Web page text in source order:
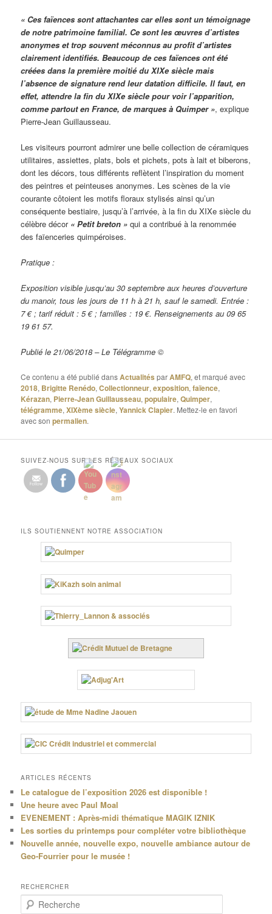
« Ces faïences sont attachantes car elles sont un témoignage
de notre patrimoine familial. Ce sont les œuvres d’artistes
anonymes et trop souvent méconnus au profit d’artistes
clairement identifiés. Beaucoup de ces faïences ont été
créées dans la première moitié du XIXe siècle mais
l’absence de signature rend leur datation difficile. Il faut, en
effet, attendre la fin du XIXe siècle pour voir l’apparition,
comme partout en France, de marques à Quimper », explique
Pierre-Jean Guillausseau.
Les visiteurs pourront admirer une belle collection de céramiques
utilitaires, assiettes, plats, bols et pichets, pots à lait et biberons,
dont les décors, tous différents reflètent l’inspiration du moment
des peintres et peinteuses anonymes. Les scènes de la vie
courante côtoient les motifs floraux stylisés ainsi qu’un
conséquente bestiaire, jusqu’à l’arrivée, à la fin du XIXe siècle du
célèbre décor « Petit breton » qui a contribué à la renommée
des faïenceries quimpéroises.
Pratique :
Exposition visible jusqu’au 30 septembre aux heures d’ouverture
du manoir, tous les jours de 11 h à 21 h, sauf le samedi. Entrée :
7 € ; tarif réduit : 5 € ; familles : 19 €. Renseignements au 09 65
19 61 57.
Publié le 21/06/2018 – Le Télégramme ©
Ce contenu a été publié dansActualités parAMFQ, et marqué avec
2018, Brigitte Renédo,Collectionneur,exposition,faïence,
Kérazan, Pierre-Jean Guillausseau,populaire,Quimper,
télégramme,XIXème siècle,Yannick Clapier. Mettez-le en favori
avec sonpermalien.
SUIVEZ-NOUS SUR LES RÉSEAUX SOCIAUX
ILS SOUTIENNENT NOTRE ASSOCIATION
ARTICLES RÉCENTS
Le catalogue de l’exposition 2026 est disponible !
Une heure avec Paul Moal
EVENEMENT : Après-midi thématique MAGIK IZNIK
Les sorties du printemps pour compléter votre bibliothèque
Nouvelle année, nouvelle expo, nouvelle ambiance autour de
Geo-Fourrier pour le musée !
RECHERCHER
e